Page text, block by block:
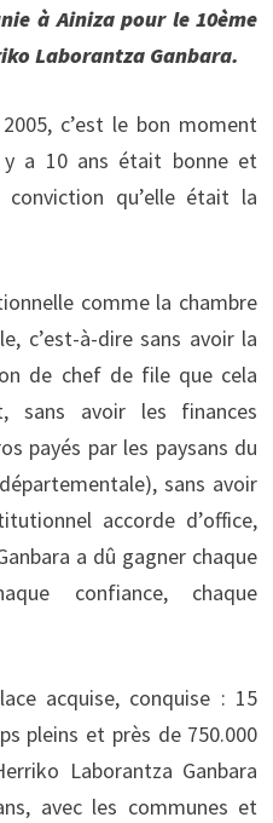
à Ainiza pour le 10ème
Laborantza Ganbara.
c’est le bon moment
y a 10 ans était bonne et
conviction qu’elle était la
comme la chambre
c’est-à-dire sans avoir la
de chef de file que cela
sans avoir les finances
payés par les paysans du
sans avoir
accorde d’office,
a dû gagner chaque
confiance, chaque
acquise, conquise : 15
pleins et près de 750.000
Laborantza Ganbara
avec les communes et